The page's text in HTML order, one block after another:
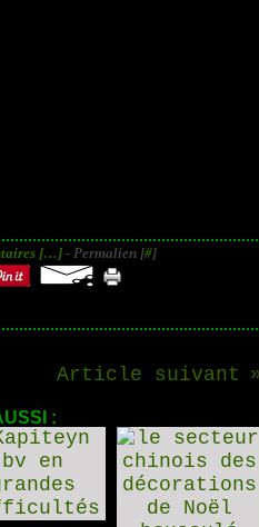
[…] - Permalien [#]
Article suivant
: